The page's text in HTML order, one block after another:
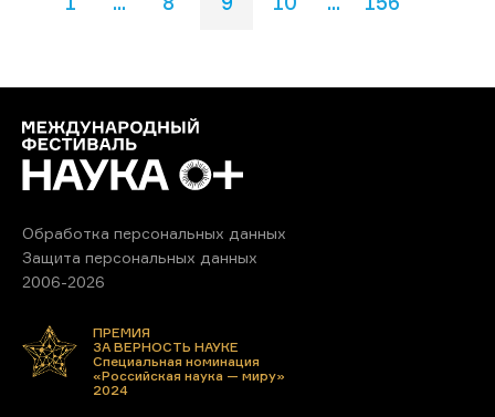
Обработка персональных данных
Защита персональных данных
2006-2026
ПРЕМИЯ
ЗА ВЕРНОСТЬ НАУКЕ
Специальная номинация
«Российская наука — миру»
2024